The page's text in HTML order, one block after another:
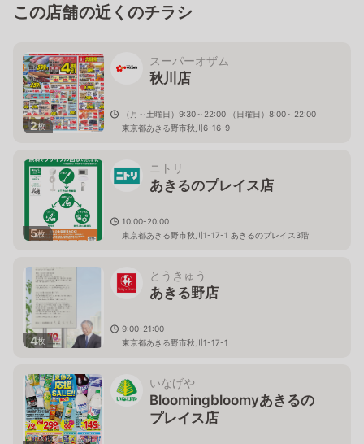
この店舗の近くのチラシ
2枚
スーパーオザム
秋川店
（月～土曜日）9:30～22:00 （日曜日）8:00～22:00
東京都あきる野市秋川6-16-9
5枚
ニトリ
あきるのプレイス店
10:00-20:00
東京都あきる野市秋川1-17-1 あきるのプレイス3階
4枚
とうきゅう
あきる野店
9:00-21:00
東京都あきる野市秋川1-17-1
いなげや
Bloomingbloomyあきるの
プレイス店